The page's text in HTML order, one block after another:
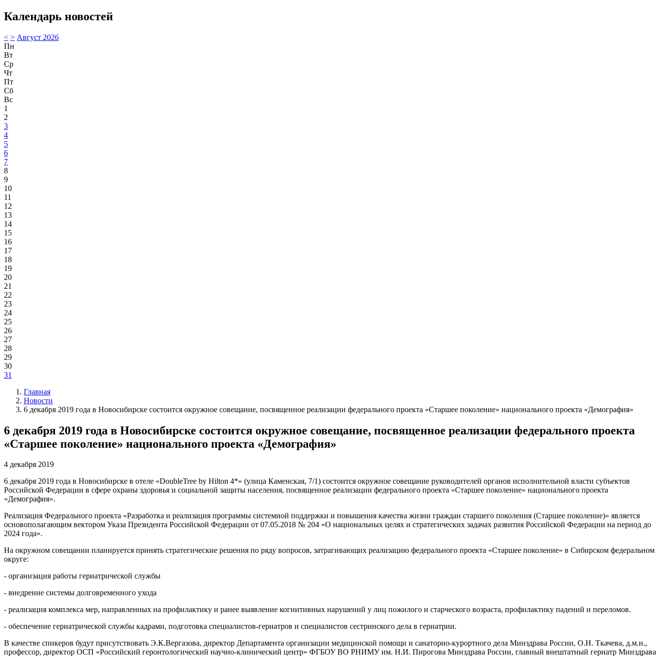
Календарь новостей
< > Август 2026
Пн
Вт
Ср
Чт
Пт
Сб
Вс
1
2
3
4
5
6
7
8
9
10
11
12
13
14
15
16
17
18
19
20
21
22
23
24
25
26
27
28
29
30
31
Главная
Новости
6 декабря 2019 года в Новосибирске состоится окружное совещание, посвященное реализации федерального проекта «Старшее поколение» национального проекта «Демография»
6 декабря 2019 года в Новосибирске состоится окружное совещание, посвященное реализации федерального проекта
«Старшее поколение» национального проекта «Демография»
4 декабря 2019
6 декабря 2019 года в Новосибирске в отеле «DoubleTree by Hilton 4*» (улица Каменская, 7/1) состоится окружное совещание руководителей органов исполнительной власти субъектов
Российской Федерации в сфере охраны здоровья и социальной защиты населения, посвященное реализации федерального проекта «Старшее поколение» национального проекта
«Демография».
Реализация Федерального проекта «Разработка и реализация программы системной поддержки и повышения качества жизни граждан старшего поколения (Старшее поколение)» является
основополагающим вектором Указа Президента Российской Федерации от 07.05.2018 № 204 «О национальных целях и стратегических задачах развития Российской Федерации на период до
2024 года».
На окружном совещании планируется принять стратегические решения по ряду вопросов, затрагивающих реализацию федерального проекта «Старшее поколение» в Сибирском федеральном
округе:
- организация работы гериатрической службы
- внедрение системы долговременного ухода
- реализация комплекса мер, направленных на профилактику и ранее выявление когнитивных нарушений у лиц пожилого и старческого возраста, профилактику падений и переломов.
- обеспечение гериатрической службы кадрами, подготовка специалистов-гериатров и специалистов сестринского дела в гериатрии.
В качестве спикеров будут присутствовать Э.К.Вергазова, директор Департамента организации медицинской помощи и санаторно-курортного дела Минздрава России, О.Н. Ткачева, д.м.н.,
профессор, директор ОСП «Российский геронтологический научно-клинический центр» ФГБОУ ВО РНИМУ им. Н.И. Пирогова Минздрава России, главный внештатный гериатр Минздрава